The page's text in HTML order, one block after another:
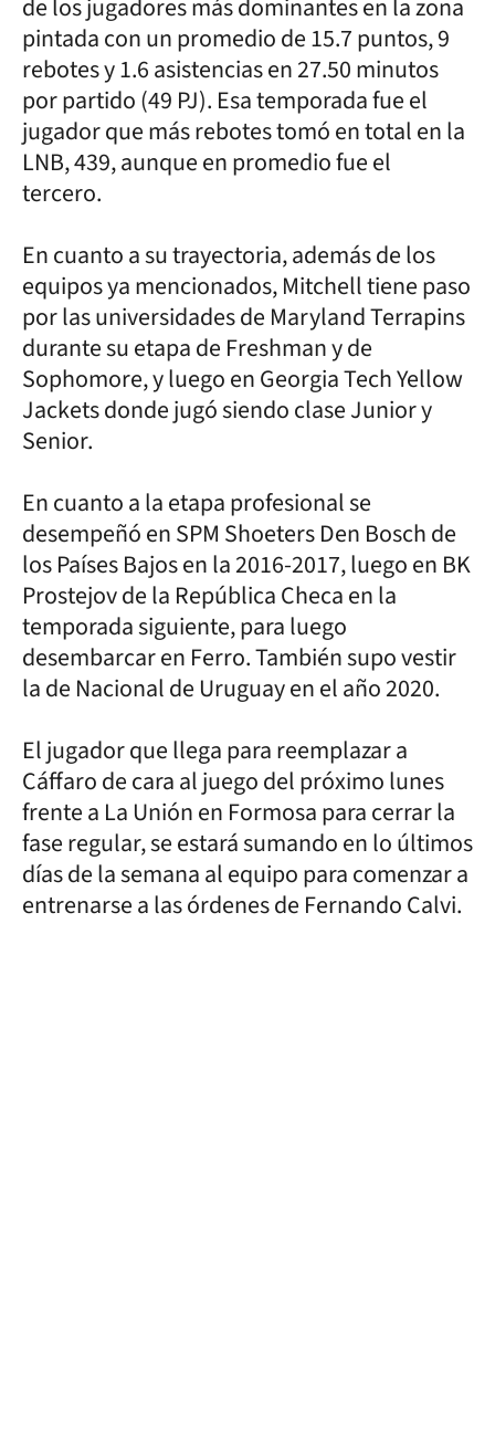
de los jugadores más dominantes en la zona
pintada con un promedio de 15.7 puntos, 9
rebotes y 1.6 asistencias en 27.50 minutos
por partido (49 PJ). Esa temporada fue el
jugador que más rebotes tomó en total en la
LNB, 439, aunque en promedio fue el
tercero.
En cuanto a su trayectoria, además de los
equipos ya mencionados, Mitchell tiene paso
por las universidades de Maryland Terrapins
durante su etapa de Freshman y de
Sophomore, y luego en Georgia Tech Yellow
Jackets donde jugó siendo clase Junior y
Senior.
En cuanto a la etapa profesional se
desempeñó en SPM Shoeters Den Bosch de
los Países Bajos en la 2016-2017, luego en BK
Prostejov de la República Checa en la
temporada siguiente, para luego
desembarcar en Ferro. También supo vestir
la de Nacional de Uruguay en el año 2020.
El jugador que llega para reemplazar a
Cáffaro de cara al juego del próximo lunes
frente a La Unión en Formosa para cerrar la
fase regular, se estará sumando en lo últimos
días de la semana al equipo para comenzar a
entrenarse a las órdenes de Fernando Calvi.